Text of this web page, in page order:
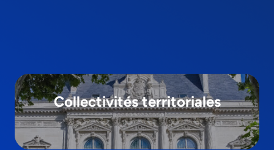
Collectivités territoriales